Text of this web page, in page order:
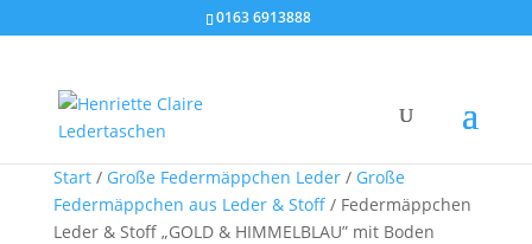
0163 6913888
Start/ Große Federmäppchen Leder/ Große
Federmäppchen aus Leder & Stoff/ Federmäppchen
Leder & Stoff „GOLD & HIMMELBLAU” mit Boden